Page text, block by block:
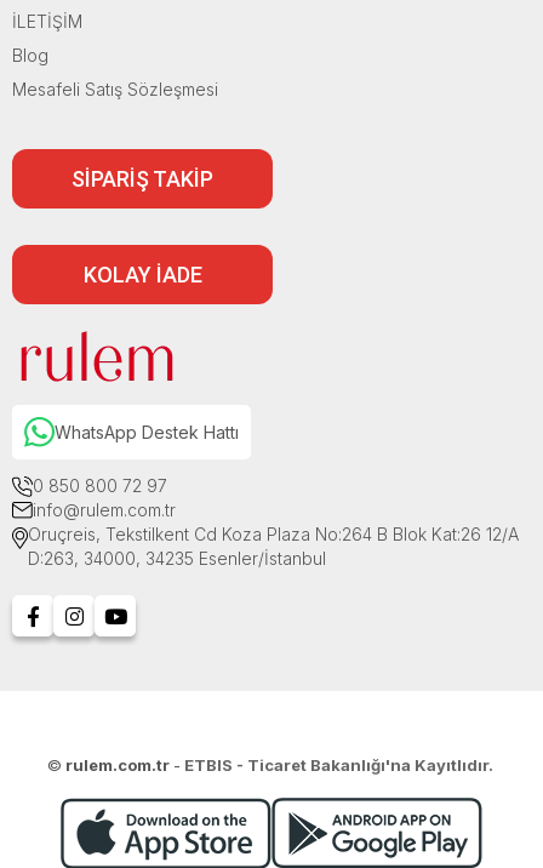
İLETİŞİM
Blog
Mesafeli Satış Sözleşmesi
SİPARİŞ TAKİP
KOLAY İADE
WhatsApp Destek Hattı
0 850 800 72 97
info@rulem.com.tr
Oruçreis, Tekstilkent Cd Koza Plaza No:264 B Blok Kat:26 12/A
D:263, 34000, 34235 Esenler/İstanbul
© rulem.com.tr - ETBIS - Ticaret Bakanlığı'na Kayıtlıdır.